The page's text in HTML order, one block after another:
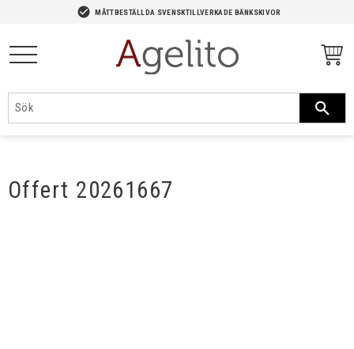
check_circle MÅTTBESTÄLLDA SVENSKTILLVERKADE BÄNKSKIVOR
Offert 20261667